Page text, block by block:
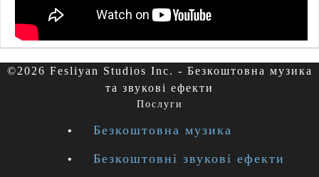
©2026 Fesliyan Studios Inc. - Безкоштовна музика
та звукові ефекти
Послуги
Безкоштовна музика
Безкоштовні звукові ефекти